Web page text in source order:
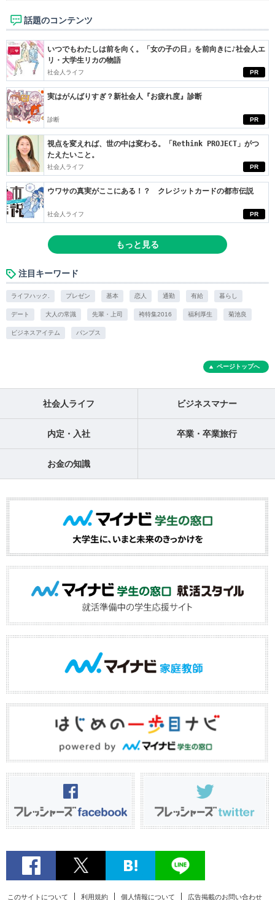
話題のコンテンツ
PR
いつでもわたしは前を向く。「女の子の日」を前向きに♪社会人エ
リ・大学生リカの物語
社会人ライフ
PR
実はがんばりすぎ？新社会人『お疲れ度』診断
診断
PR
視点を変えれば、世の中は変わる。「Rethink PROJECT」がつ
たえたいこと。
社会人ライフ
PR
ウワサの真実がここにある！？ クレジットカードの都市伝説
社会人ライフ
もっと見る
注目キーワード
ライフハック. プレゼン 基本 恋人 通勤 有給 暮らし
デート 大人の常識 先輩・上司 袴特集2016 福利厚生 菊池良
ビジネスアイテム パンプス
ページトップへ
社会人ライフ ビジネスマナー
内定・入社 卒業・卒業旅行
お金の知識
このサイトについて 利用規約 個人情報について 広告掲載のお問い合わせ